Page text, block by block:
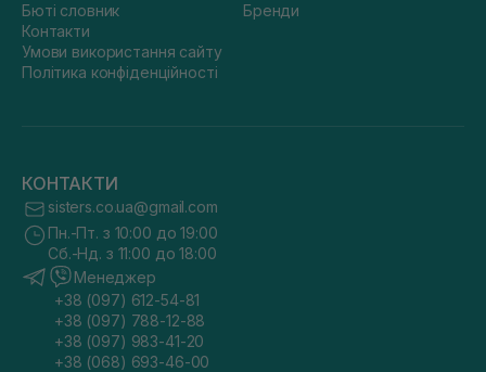
Бюті словник
Контакти
Умови використання сайту
Політика конфіденційності
Бренди
КОНТАКТИ
sisters.co.ua@gmail.com
Пн.-Пт. з 10:00 до 19:00
Сб.-Нд. з 11:00 до 18:00
Менеджер
+38 (097) 612-54-81
+38 (097) 788-12-88
+38 (097) 983-41-20
+38 (068) 693-46-00